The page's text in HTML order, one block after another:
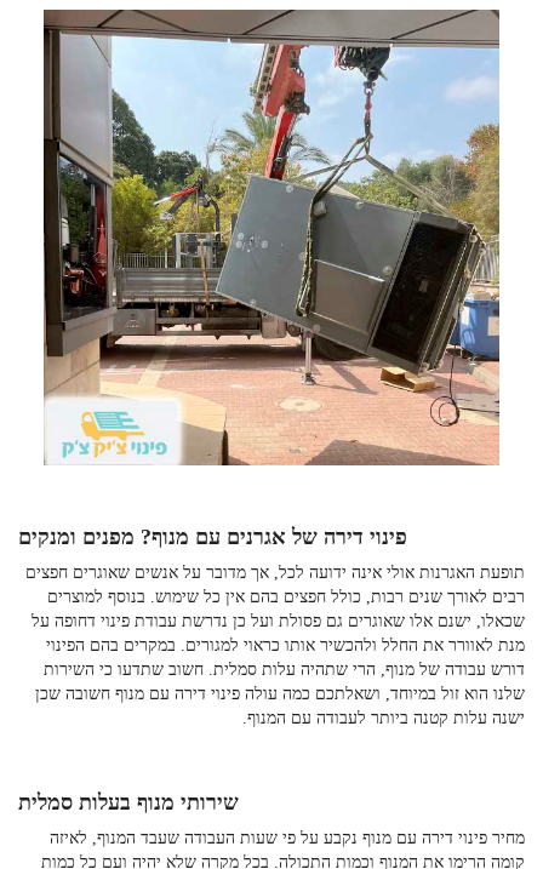
פינוי דירה של אגרנים עם מנוף? מפנים ומנקים
תופעת האגרנות אולי אינה ידועה לכל, אך מדובר על אנשים שאוגרים חפצים
רבים לאורך שנים רבות, כולל חפצים בהם אין כל שימוש. בנוסף למוצרים
שכאלו, ישנם אלו שאוגרים גם פסולת ועל כן נדרשת עבודת פינוי דחופה על
מנת לאוורר את החלל ולהכשיר אותו כראוי למגורים. במקרים בהם הפינוי
דורש עבודה של מנוף, הרי שתהיה עלות סמלית. חשוב שתדעו כי השירות
שלנו הוא זול במיוחד, ושאלתכם כמה עולה פינוי דירה עם מנוף חשובה שכן
ישנה עלות קטנה ביותר לעבודה עם המנוף.
שירותי מנוף בעלות סמלית
מחיר פינוי דירה עם מנוף נקבע על פי שעות העבודה שעבד המנוף, לאיזה
קומה הרימו את המנוף וכמות התכולה. בכל מקרה שלא יהיה ועם כל כמות